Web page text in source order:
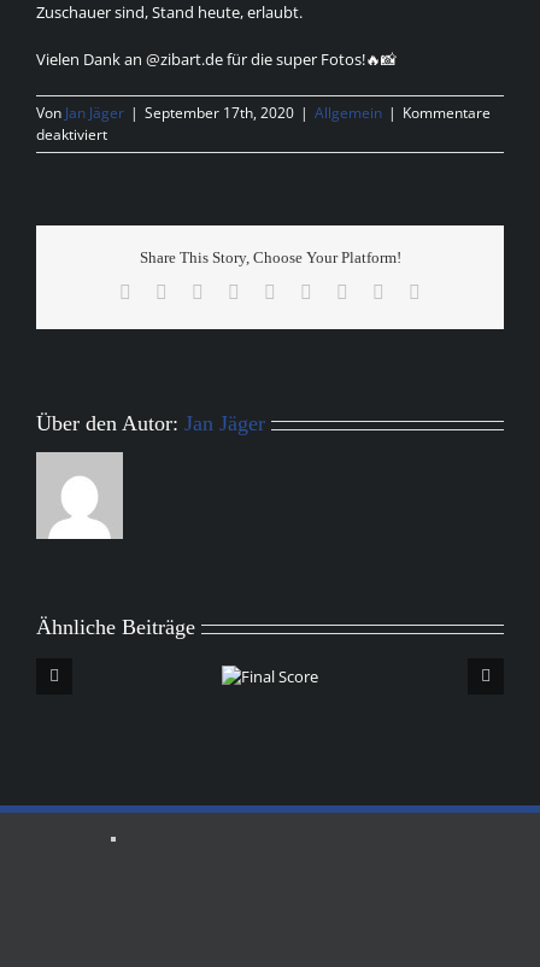
Zuschauer sind, Stand heute, erlaubt.
Vielen Dank an @zibart.de für die super Fotos!🔥📸
Von Jan Jäger | September 17th, 2020 | Allgemein | Kommentare
deaktiviertfür
Erstes
Share This Story, Choose Your Platform!
Facebook Reddit LinkedInWhatsApp
TumblrPinterest
Über den Autor: Jan Jäger
Ähnliche Beiträge